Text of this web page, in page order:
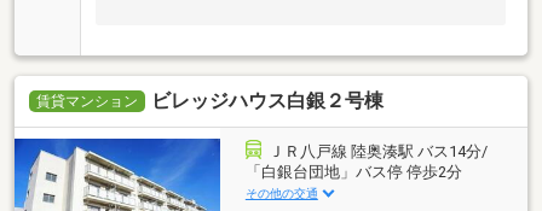
賃貸マンション ビレッジハウス白銀２号棟
ＪＲ八戸線 陸奥湊駅 バス14分/
「白銀台団地」バス停 停歩2分
その他の交通